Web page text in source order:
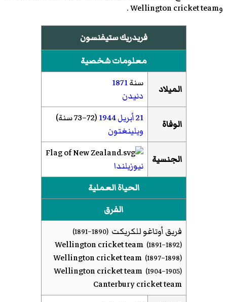
وWellington cricket team
.
فريدريك ستيفنسون
معلومات شخصية
الميلاد سنة1871
دنيدن
الوفاة 21 أبريل 1944(72–73 سنة)
ويلينغتون
الجنسية
نيوزيلندا
الحياة العملية
الفرق
فريق أوتاغو للكريكت (1890–1891)
Wellington cricket team (1891–1892)
Wellington cricket team (1897–1898)
Wellington cricket team (1904–1905)
Canterbury cricket team